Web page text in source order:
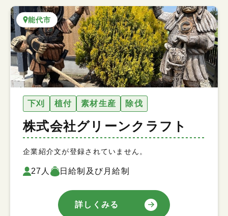
能代市
下刈 植付 素材生産 除伐
株式会社グリーンクラフト
企業紹介文が登録されていません。
27人 日給制及び月給制
詳しくみる